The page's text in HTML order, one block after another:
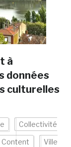
à
données
culturelles
Collectivité
Content Ville